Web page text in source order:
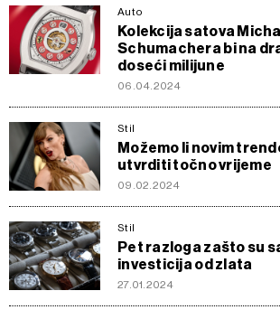
Auto
Kolekcĳa satova
Schumachera bi na
doseći milĳune
06.04.2024
Stil
Možemo li novim
utvrditi točno vrijeme
09.02.2024
Stil
Pet razloga zašto su
investicija od zlata
27.01.2024